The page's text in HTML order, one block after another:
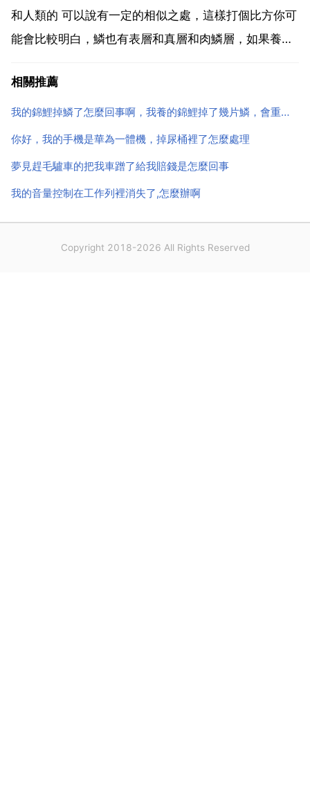
電...
和人類的 可以說有一定的相似之處，這樣打個比方你可
能會比較明白，鱗也有表層和真層和肉鱗層，如果養過
幾層，這就是最裡面的肉鱗層掉了，那麼應該會露出白
白的肉，幾小時後白肉會變黑或變紅，及長鱗或感染。
一般冷水...
相關推薦
我的錦鯉掉鱗了怎麼回事啊，我養的錦鯉掉了幾片鱗，會重新長出來嗎？
你好，我的手機是華為一體機，掉尿桶裡了怎麼處理
夢見趕毛驢車的把我車蹭了給我賠錢是怎麼回事
我的音量控制在工作列裡消失了,怎麼辦啊
Copyright 2018-2026 All Rights Reserved